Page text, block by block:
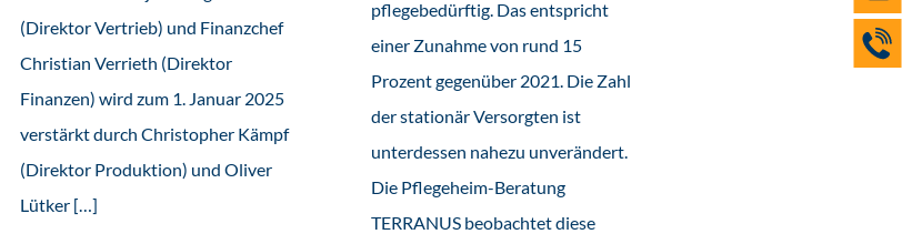
(Direktor Vertrieb) und Finanzchef
Christian Verrieth (Direktor
Finanzen) wird zum 1. Januar 2025
verstärkt durch Christopher Kämpf
(Direktor Produktion) und Oliver
Lütker […]
pflegebedürftig. Das entspricht
einer Zunahme von rund 15
Prozent gegenüber 2021. Die Zahl
der stationär Versorgten ist
unterdessen nahezu unverändert.
Die Pflegeheim-Beratung
TERRANUS beobachtet diese